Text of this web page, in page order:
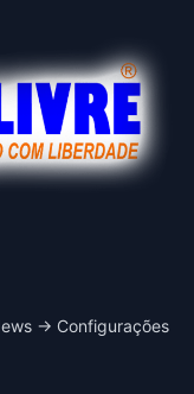
→ Configurações